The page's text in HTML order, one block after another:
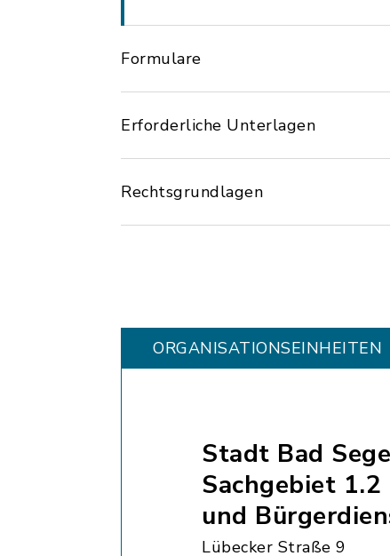
Formulare
Erforderliche Unterlagen
Rechtsgrundlagen
ORGANISATIONS­EINHEITEN
Stadt Bad
Sachgebiet
und
Lübecker Straße 9